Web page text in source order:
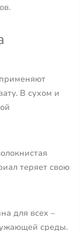
В сухом и
теряет свою
для всех –
среды.